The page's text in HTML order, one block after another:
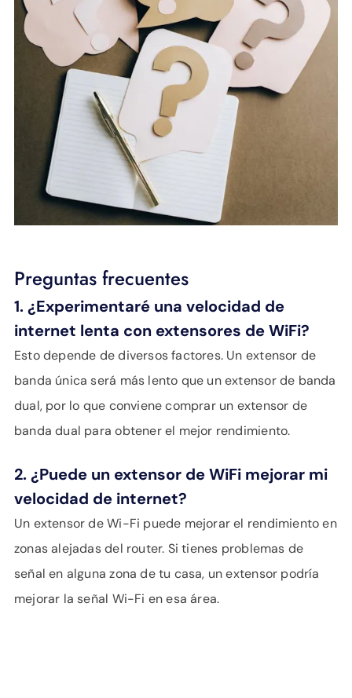
Preguntas frecuentes
1. ¿Experimentaré una velocidad de
internet lenta con extensores de WiFi?
Esto depende de diversos factores. Un extensor de
banda única será más lento que un extensor de banda
dual, por lo que conviene comprar un extensor de
banda dual para obtener el mejor rendimiento.
2. ¿Puede un extensor de WiFi mejorar mi
velocidad de internet?
Un extensor de Wi-Fi puede mejorar el rendimiento en
zonas alejadas del router. Si tienes problemas de
señal en alguna zona de tu casa, un extensor podría
mejorar la señal Wi-Fi en esa área.